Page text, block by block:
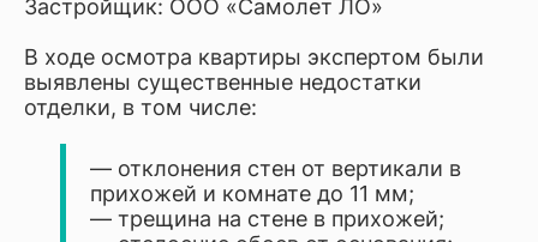
Застройщик: ООО «Самолет ЛО»
В ходе осмотра квартиры экспертом были
выявлены существенные недостатки
отделки, в том числе:
— отклонения стен от вертикали в
прихожей и комнате до 11 мм;
— трещина на стене в прихожей;